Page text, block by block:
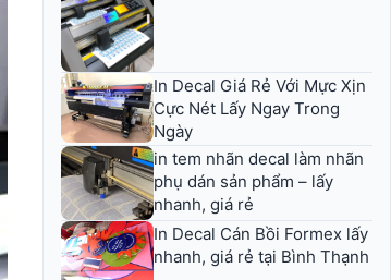
In Decal Giá Rẻ Với Mực Xịn
Cực Nét Lấy Ngay Trong
Ngày
in tem nhãn decal làm nhãn
phụ dán sản phẩm – lấy
nhanh, giá rẻ
In Decal Cán Bồi Formex lấy
nhanh, giá rẻ tại Bình Thạnh